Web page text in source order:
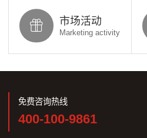
市场活动
Marketing activity
免费咨询热线
400-100-9861